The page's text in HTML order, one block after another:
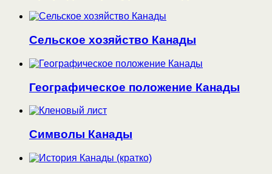
Сельское хозяйство Канады
Географическое положение Канады
Символы Канады